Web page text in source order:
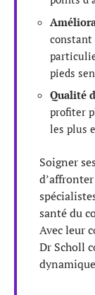
constant
pieds
Qualité
profiter
les plus
Soigner
santé du
Avec leur
Dr Scholl